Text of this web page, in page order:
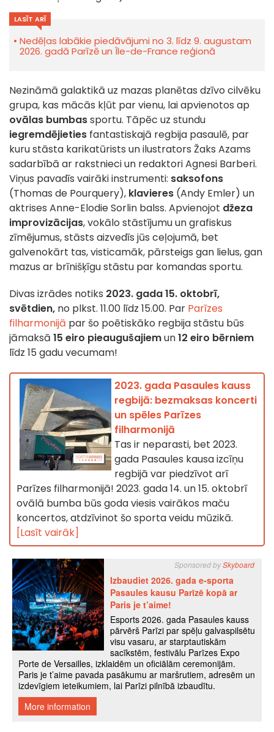
LASĪT ARĪ
Nedēļas labākie piedāvājumi no 3. līdz 9. augustam
2026. gadā Parīzē un Île-de-France reģionā
Nezināmā galaktikā uz mazas planētas dzīvo cilvēku
grupa, kas mācās kļūt par vienu, lai apvienotos ap
ovālas bumbassportu. Tāpēc uz stundu
iegremdējieties fantastiskajā regbija pasaulē, par
kuru stāsta karikatūrists un ilustrators Žaks Azams
sadarbībā ar rakstnieci un redaktori Agnesi Barberi.
Viņus pavadīs vairāki instrumenti: saksofons
(Thomas de Pourquery), klavieres (Andy Emler) un
aktrises Anne-Elodie Sorlin balss. Apvienojot džeza
improvizācijas, vokālo stāstījumu un grafiskus
zīmējumus, stāsts aizvedīs jūs ceļojumā, bet
galvenokārt tas, visticamāk, pārsteigs gan lielus, gan
mazus ar brīnišķīgu stāstu par komandas sportu.
Divas izrādes notiks 2023. gada 15. oktobrī,
svētdien, no plkst. 11.00 līdz 15.00. Par Parīzes
filharmonijā par šo poētiskāko regbija stāstu būs
jāmaksā 15 eiro pieaugušajiemun12 eiro bērniem
līdz 15 gadu vecumam!
2023. gada Pasaules kauss
regbijā: bezmaksas koncerti
un spēles Parīzes
filharmonijā
Tas ir neparasti, bet 2023.
gada Pasaules kausa izcīņu
regbijā var piedzīvot arī
Parīzes filharmonijā! 2023. gada 14. un 15. oktobrī
ovālā bumba būs goda viesis vairākos maču
koncertos, atdzīvinot šo sporta veidu mūzikā.
[Lasīt vairāk]